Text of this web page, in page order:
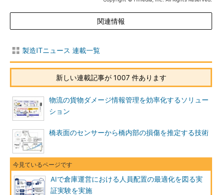
関連情報
製造ITニュース 連載一覧
新しい連載記事が 1007 件あります
物流の貨物ダメージ情報管理を効率化するソリュー
ション
橋表面のセンサーから橋内部の損傷を推定する技術
AIで倉庫運営における人員配置の最適化を図る実
証実験を実施